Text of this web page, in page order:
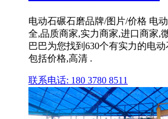
电动石碾石磨品牌/图片/价格 电
全,品质商家,实力商家,进口商家,
巴巴为您找到630个有实力的电
包括价格,高清 .
联系电话: 180 3780 8511